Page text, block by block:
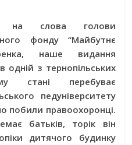
на слова голови
фонду “Майбутнє
наше видання
з тернопільських
стані перебуває
педуніверситету
побили правоохоронці.
батьків, торік він
дитячого будинку